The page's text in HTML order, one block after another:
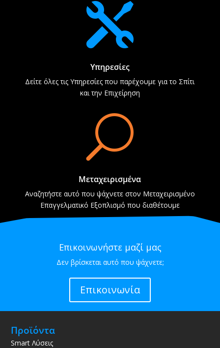

Υπηρεσίες
Δείτε όλες τις Υπηρεσίες που παρέχουμε για το Σπίτι
και την Επιχείρηση
U
Μεταχειρισμένα
Αναζητήστε αυτό που ψάχνετε στον Μεταχειρισμένο
Επαγγελματικό Εξοπλισμό που διαθέτουμε
Επικοινωνήστε μαζί μας
Δεν βρίσκεται αυτό που ψάχνετε;
Επικοινωνία
Προϊόντα
Smart Λύσεις